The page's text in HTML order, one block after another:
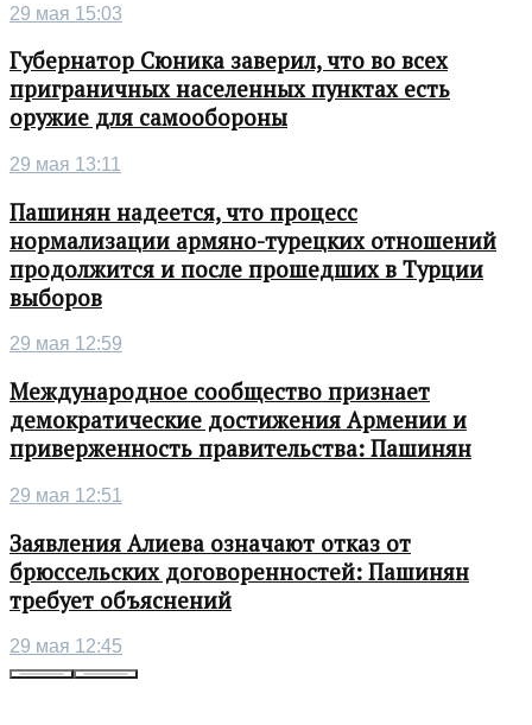
29 мая 15:03
Губернатор Сюника заверил, что во всех
приграничных населенных пунктах есть
оружие для самообороны
29 мая 13:11
Пашинян надеется, что процесс
нормализации армяно-турецких отношений
продолжится и после прошедших в Турции
выборов
29 мая 12:59
Международное сообщество признает
демократические достижения Армении и
приверженность правительства: Пашинян
29 мая 12:51
Заявления Алиева означают отказ от
брюссельских договоренностей: Пашинян
требует объяснений
29 мая 12:45